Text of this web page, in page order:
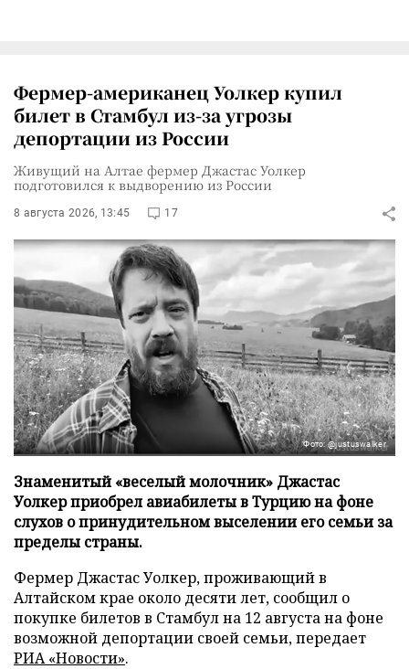
Фермер-американец Уолкер купил
билет в Стамбул из-за угрозы
депортации из России
Живущий на Алтае фермер Джастас Уолкер
подготовился к выдворению из России
8 августа 2026, 13:45 17
Фото: @justuswalker
Знаменитый «веселый молочник» Джастас
Уолкер приобрел авиабилеты в Турцию на фоне
слухов о принудительном выселении его семьи за
пределы страны.
Фермер Джастас Уолкер, проживающий в
Алтайском крае около десяти лет, сообщил о
покупке билетов в Стамбул на 12 августа на фоне
возможной депортации своей семьи, передает
РИА «Новости».